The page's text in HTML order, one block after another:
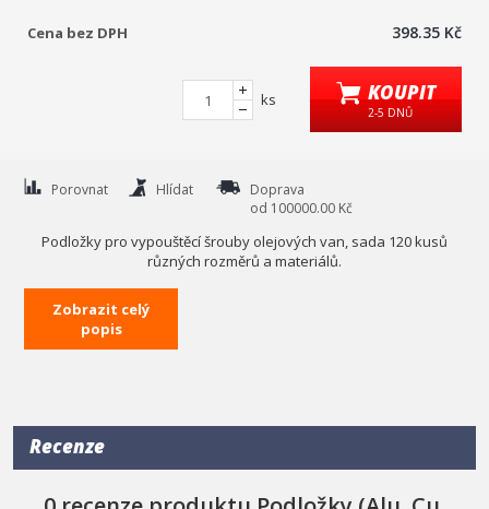
Cena bez DPH 398.35 Kč
ks KOUPIT
2-5 DNŮ
Porovnat Hlídat
Doprava
od 100000.00 Kč
Podložky pro vypouštěcí šrouby olejových van, sada 120 kusů
různých rozměrů a materiálů.
Vše je přehledně uspořádáno v kompaktním plastovém kufříku.
5x 14x20x1,5 mm
Zobrazit celý
popis
Recenze